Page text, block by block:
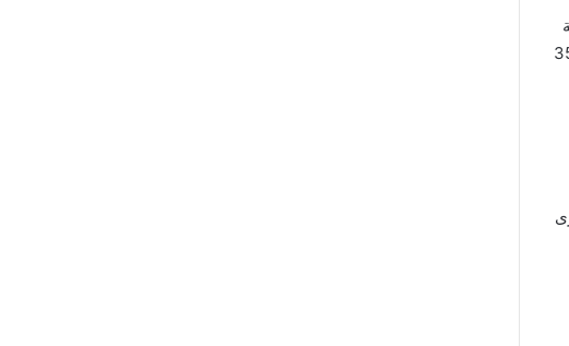
والمستلزمات الطبية، ما أدى إلى توقف 25 مستشفى من أصل 35